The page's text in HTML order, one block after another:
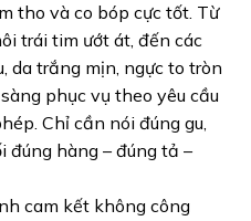
tho và co bóp cực tốt. Từ
trái tim ướt át, đến các
da trắng mịn, ngực to tròn
phục vụ theo yêu cầu
Chỉ cần nói đúng gu,
đúng hàng – đúng tả –
cam kết không công